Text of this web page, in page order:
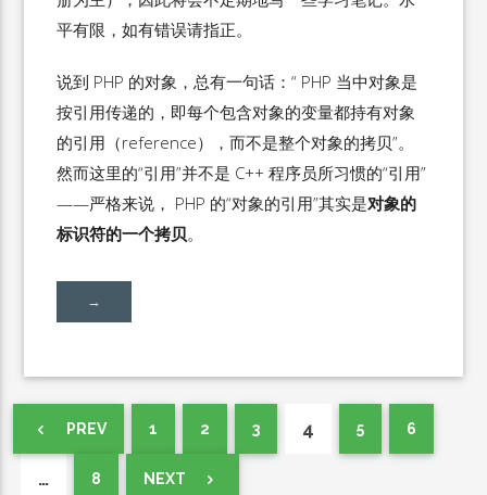
平有限，如有错误请指正。
说到 PHP 的对象，总有一句话：“ PHP 当中对象是
按引用传递的，即每个包含对象的变量都持有对象
的引用（reference），而不是整个对象的拷贝”。
然而这里的“引用”并不是 C++ 程序员所习惯的“引用”
——严格来说， PHP 的“对象的引用”其实是对象的
标识符的一个拷贝。
→
PREV 1 2 3 4 5 6
… 8 NEXT